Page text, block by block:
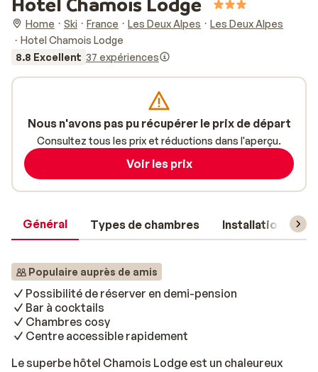
Home Ski France Les Deux Alpes
Les Deux Alpes
Hotel Chamois Lodge
8.8 Excellent 37 expériences
Général Types de chambres Installations
Populaire auprès de amis
Possibilité de réserver en demi-pension
Bar à cocktails
Chambres cosy
Centre accessible rapidement
Le superbe hôtel Chamois Lodge est un chaleureux
Nous n'avons pas pu récupérer le prix de départ
Consultez tous les prix et réductions dans l'aperçu.
Voir les prix